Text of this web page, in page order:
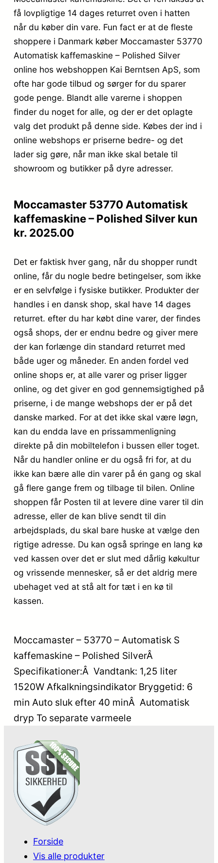
få lovpligtige 14 dages returret oven i hatten
når du køber din vare. Fun fact er at de fleste
shoppere i Danmark køber Moccamaster 53770
Automatisk kaffemaskine – Polished Silver
online hos webshoppen Kai Berntsen ApS, som
ofte har gode tilbud og sørger for du sparer
gode penge. Blandt alle varerne i shoppen
finder du noget for alle, og der er det oplagte
valg det produkt på denne side. Købes der ind i
online webshops er priserne bedre- og det
lader sig gøre, når man ikke skal betale til
showroom og butikker på dyre adresser.
Moccamaster 53770 Automatisk
kaffemaskine – Polished Silver kun
kr. 2025.00
Det er faktisk hver gang, når du shopper rundt
online, får du nogle bedre betingelser, som ikke
er en selvfølge i fysiske butikker. Produkter der
handles i en dansk shop, skal have 14 dages
returret. efter du har købt dine varer, der findes
også shops, der er endnu bedre og giver mere
der kan forlænge din standard returret med
både uger og måneder. En anden fordel ved
online shops er, at alle varer og priser ligger
online, og det giver en god gennemsigtighed på
priserne, i de mange webshops der er på det
danske marked. For at det ikke skal være løgn,
kan du endda lave en prissammenligning
direkte på din mobiltelefon i bussen eller toget.
Når du handler online er du også fri for, at du
ikke kan bære alle din varer på én gang og skal
gå flere gange frem og tilbage til bilen. Online
shoppen får Posten til at levere dine varer til din
adresse, eller de kan blive sendt til din
arbejdsplads, du skal bare huske at vælge den
rigtige adresse. Du kan også springe en lang kø
ved kassen over det er slut med dårlig køkultur
og vrissende mennesker, så er det aldrig mere
ubehaget ved at stå alt for tæt i en kø til
kassen.
Moccamaster – 53770 – Automatisk S
kaffemaskine – Polished SilverÂ
Specifikationer:Â Vandtank: 1,25 liter
1520W Afkalkningsindikator Bryggetid: 6
min Auto sluk efter 40 minÂ Automatisk
dryp To separate varmeele
Forside
Vis alle produkter